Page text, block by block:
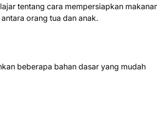
tentang cara mempersiapkan
orang tua dan anak.
beberapa bahan dasar yang mudah